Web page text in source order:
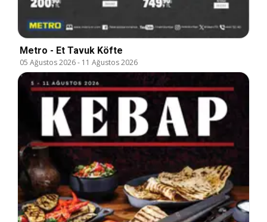
Metro - Et Tavuk Köfte
05 Ağustos 2026- 11 Ağustos 2026